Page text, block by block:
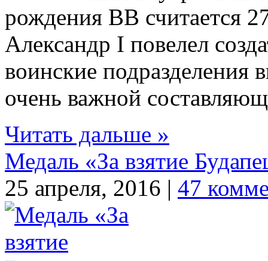
рождения ВВ считается
Александр I повелел
воинские подразделения
очень важной
Читать дальше »
Медаль «За взятие
25 апреля, 2016 | 47